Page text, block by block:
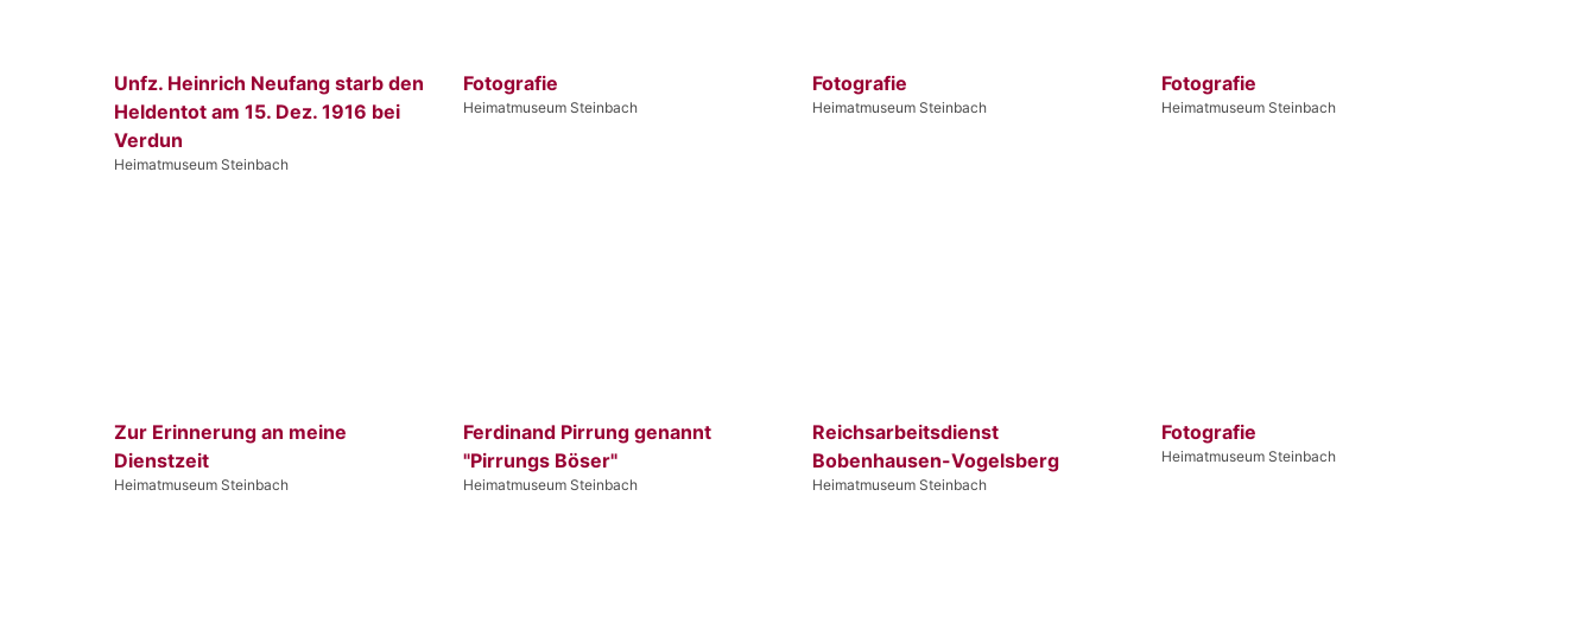
Unfz. Heinrich Neufang starb den
Heldentot am 15. Dez. 1916 bei
Verdun
Heimatmuseum Steinbach
Fotografie
Heimatmuseum Steinbach
Fotografie
Heimatmuseum Steinbach
Fotografie
Heimatmuseum Steinbach
Zur Erinnerung an meine
Dienstzeit
Heimatmuseum Steinbach
Ferdinand Pirrung genannt
"Pirrungs Böser"
Heimatmuseum Steinbach
Reichsarbeitsdienst
Bobenhausen-Vogelsberg
Heimatmuseum Steinbach
Fotografie
Heimatmuseum Steinbach